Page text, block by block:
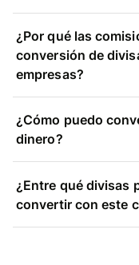
¿Por qué las
conversión de
empresas?
¿Cómo puedo
dinero?
¿Entre qué divisas
convertir con este